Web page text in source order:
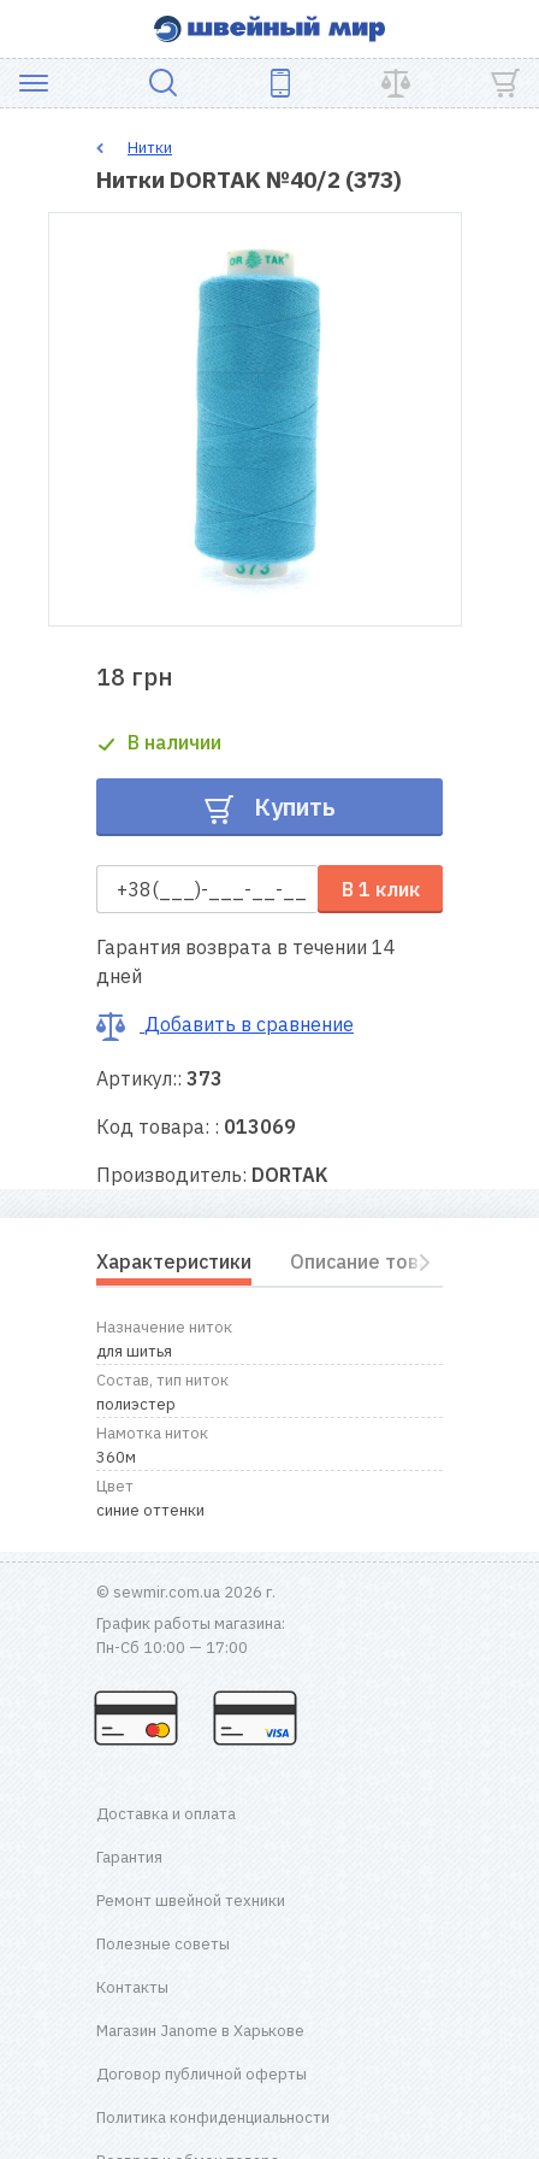
ШВЕЙНОЕ
Ремонт
швейной
Полезные
советы
Контакты
Нитки
Нитки DORTAK №40/2 (373)
18 грн
В наличии
Купить
В 1 клик
Гарантия возврата в течении 14
дней
Добавить в сравнение
Артикул:: 373
Код товара: : 013069
Производитель: DORTAK
Характеристики Описание товара
Назначение ниток
для шитья
Состав, тип ниток
полиэстер
Намотка ниток
360м
Цвет
синие оттенки
© sewmir.com.ua 2026 г.
График работы магазина:
Пн-Сб 10:00 — 17:00
Доставка и оплата
Гарантия
Ремонт швейной техники
Полезные советы
Контакты
Магазин Janome в Харькове
Договор публичной оферты
Политика конфиденциальности